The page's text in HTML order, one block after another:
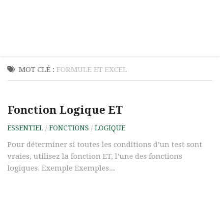
MOT CLÉ : FORMULE ET EXCEL
Fonction Logique ET
ESSENTIEL / FONCTIONS / LOGIQUE
Pour déterminer si toutes les conditions d’un test sont
vraies, utilisez la fonction ET, l’une des fonctions
logiques. Exemple Exemples...